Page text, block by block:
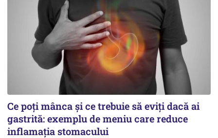
Ce poți mânca și ce trebuie să eviți dacă ai
gastrită: exemplu de meniu care reduce
inflamația stomacului